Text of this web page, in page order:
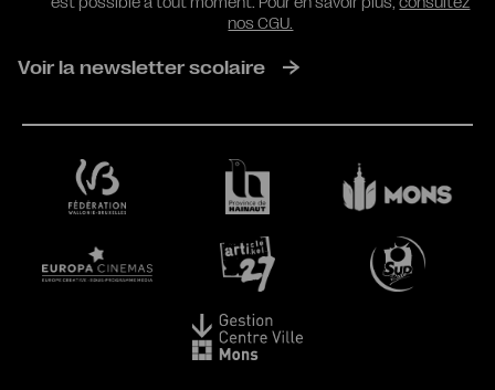
nos CGU.
Voir la newsletter scolaire